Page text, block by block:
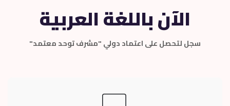
الآن باللغة العربية
سجل لتحصل على اعتماد دولي "مشرف توحد معتمد"